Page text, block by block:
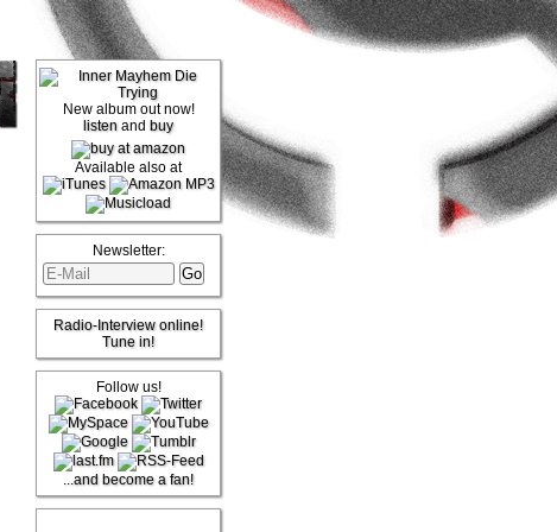
New album out now!
listen and buy
Available also at
Newsletter:
Radio-Interview online!
Tune in!
Follow us!
...and become a fan!